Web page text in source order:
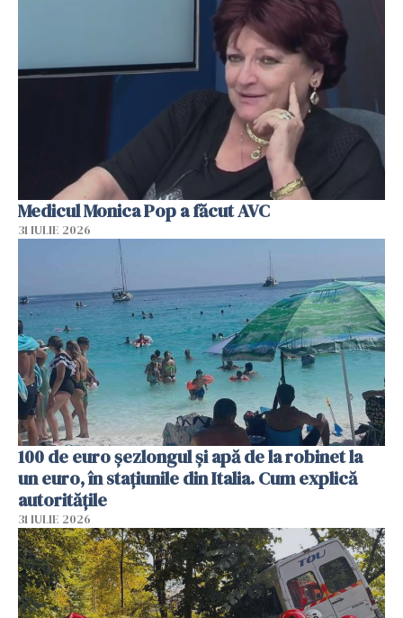
Medicul Monica Pop a făcut AVC
31 IULIE 2026
100 de euro șezlongul și apă de la robinet la
un euro, în stațiunile din Italia. Cum explică
autoritățile
31 IULIE 2026